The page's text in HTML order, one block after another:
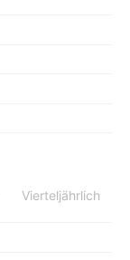
Vierteljährlich